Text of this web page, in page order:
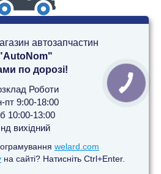
автозапчастин
по дорозі!
Роботи
пт 9:00-18:00
10:00-13:00
нд вихідний
welard.com
на сайті? Натисніть Ctrl+Enter.